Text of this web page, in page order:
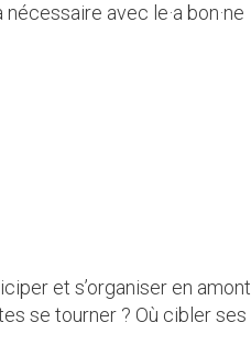
avec le·a bon·ne
et s’organiser en amont
se tourner ? Où cibler ses